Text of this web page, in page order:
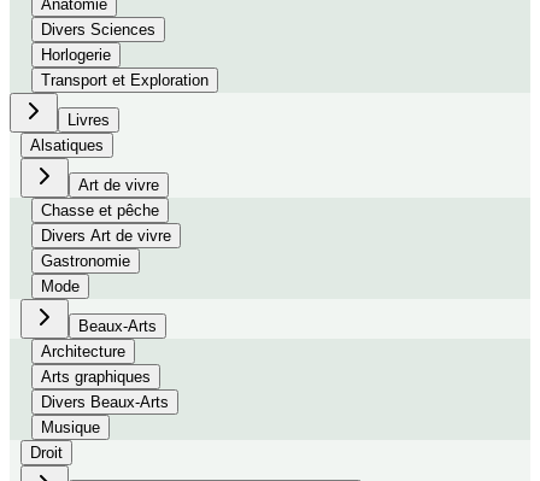
Anatomie
Divers Sciences
Horlogerie
Transport et Exploration
Livres
Alsatiques
Art de vivre
Chasse et pêche
Divers Art de vivre
Gastronomie
Mode
Beaux-Arts
Architecture
Arts graphiques
Divers Beaux-Arts
Musique
Droit